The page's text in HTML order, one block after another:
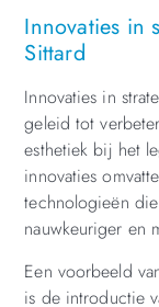
Innovaties in
Sittard
Innovaties in
geleid tot
esthetiek bij het
innovaties
technologieën
nauwkeuriger en
Een voorbeeld
is de introductie